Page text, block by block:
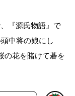
『源氏物語』で
中将の娘にし
の花を賭けて碁を